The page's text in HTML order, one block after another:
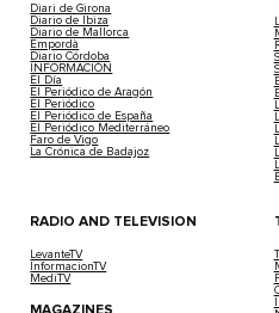
Diari de Girona
Diario de Ibiza
Diario de Mallorca
Empordà
Diario Córdoba
INFORMACIÓN
El Día
El Periódico de Aragón
El Periódico
El Periódico de España
El Periódico Mediterráneo
Faro de Vigo
La Crónica de Badajoz
RADIO AND TELEVISION
LevanteTV
InformacionTV
MediTV